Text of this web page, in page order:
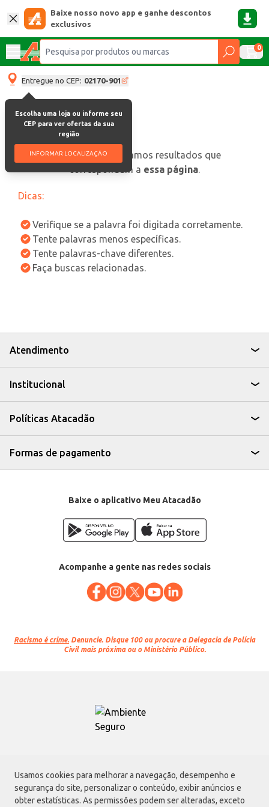
Usamos cookies para melhorar a navegação, desempenho e
segurança do site, personalizar o conteúdo, exibir anúncios e
obter estatísticas. As permissões podem ser alteradas, exceto
Baixe nosso novo app e ganhe descontos
exclusivos
0
Entregue no CEP: 02170-901
Escolha uma loja ou informe seu
CEP para ver ofertas da sua
região
INFORMAR LOCALIZAÇÃO
oops, não encontramos resultados que
correspondam a essa página.
Dicas:
Verifique se a palavra foi digitada corretamente.
Tente palavras menos específicas.
Tente palavras-chave diferentes.
Faça buscas relacionadas.
Atendimento
Institucional
Políticas Atacadão
Formas de pagamento
Baixe o aplicativo Meu Atacadão
Acompanhe a gente nas redes sociais
Racismo é crime. Denuncie. Disque 100 ou procure a Delegacia de Polícia
Civil mais próxima ou o Ministério Público.
Atacadão S.A.
Avenida Morvan Dias de Figueiredo, 6169, Vila Maria, São Paulo - SP | CEP
02170-901 | CNPJ: 75.315.333/0001-09